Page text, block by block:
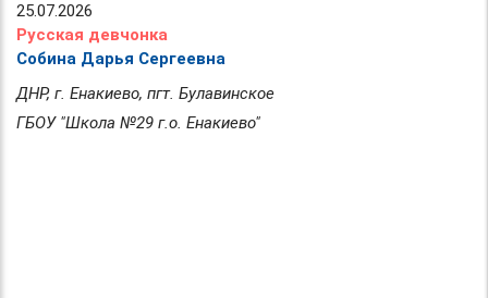
25.07.2026
Русская девчонка
Собина Дарья Сергеевна
ДНР, г. Енакиево, пгт. Булавинское
ГБОУ "Школа №29 г.о. Енакиево"